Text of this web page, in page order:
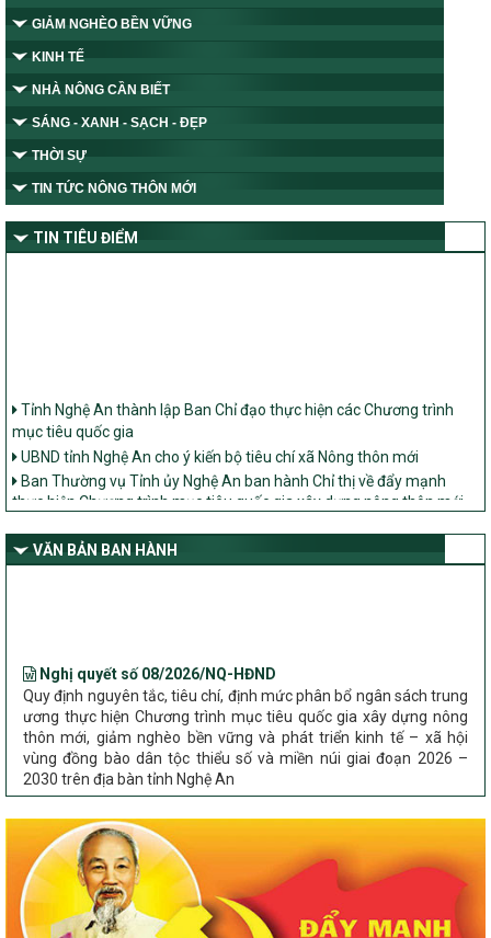
GIẢM NGHÈO BỀN VỮNG
KINH TẾ
NHÀ NÔNG CẦN BIẾT
SÁNG - XANH - SẠCH - ĐẸP
THỜI SỰ
TIN TỨC NÔNG THÔN MỚI
TIN TIÊU ĐIỂM
Tỉnh Nghệ An thành lập Ban Chỉ đạo thực hiện các Chương trình
mục tiêu quốc gia
UBND tỉnh Nghệ An cho ý kiến bộ tiêu chí xã Nông thôn mới
Ban Thường vụ Tỉnh ủy Nghệ An ban hành Chỉ thị về đẩy mạnh
thực hiện Chương trình mục tiêu quốc gia xây dựng nông thôn mới,
giảm nghèo bền vững và phát triển kinh tế – xã hội vùng đồng bào
dân tộc thiểu số và miền núi giai đoạn 2026 – 2030 trên địa bàn tỉnh
Nghệ An
VĂN BẢN BAN HÀNH
Quy định nguyên tắc, tiêu chí, định mức phân bổ ngân sách trung
ương thực hiện Chương trình mục tiêu quốc gia xây dựng nông
thôn mới, giảm nghèo bền vững và phát triển kinh tế – xã hội
vùng đồng bào dân tộc thiểu số và miền núi giai đoạn 2026 –
2030 trên địa bàn tỉnh Nghệ An
Chỉ Thị số 22-CT/TU
về đẩy mạnh thực hiện Chương trình mục tiêu quốc gia xây dựng
nông thôn mới, giảm nghèo bền vững và phát triển kinh tế – xã
hội vùng đồng bào dân tộc thiểu số và miền núi giai đoạn 2026 –
2030 trên địa bàn tỉnh Nghệ An
Quyết định số 2490/QĐ-UBND
Về việc thành lập Ban Chỉ đạo Chương trình mục tiều quốc gia xây